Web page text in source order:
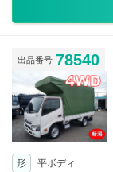
出品番号 78540
形 平ボディ